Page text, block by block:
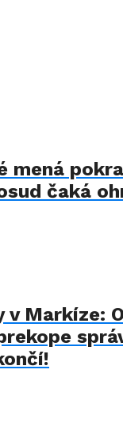
mená
čaká
v Markíze: